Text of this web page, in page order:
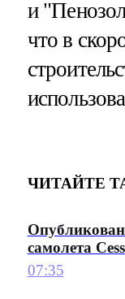
и
что в
ЧИТАЙТЕ
самолета
07:35